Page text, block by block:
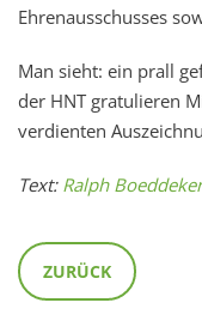
Ehrenausschusses
Man sieht: ein prall
der HNT gratulieren
verdienten
Text: Ralph Boeddeker
ZURÜCK